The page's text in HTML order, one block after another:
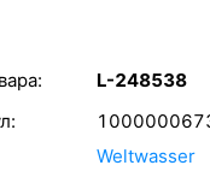
L-248538
Weltwasser